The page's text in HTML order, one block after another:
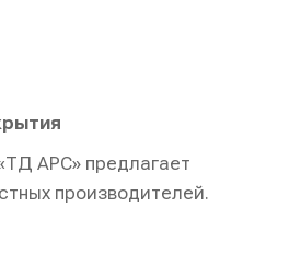
АРС» предлагает
производителей.